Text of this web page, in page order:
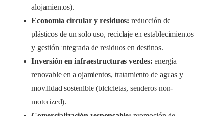
alojamientos).
Economía circular y residuos: reducción de
plásticos de un solo uso, reciclaje en establecimientos
y gestión integrada de residuos en destinos.
Inversión en infraestructuras verdes: energía
renovable en alojamientos, tratamiento de aguas y
movilidad sostenible (bicicletas, senderos non-
motorized).